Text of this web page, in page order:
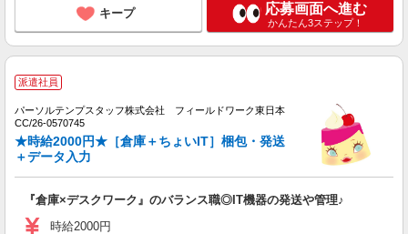
キープ 応募画面へ進む
かんたん3ステップ！
派遣社員
パーソルテンプスタッフ株式会社 フィールドワーク東日本
CC/26-0570745
★時給2000円★［倉庫＋ちょいIT］梱包・発送
＋データ入力
『倉庫×デスクワーク』のバランス職◎IT機器の発送や管理♪
時給2000円